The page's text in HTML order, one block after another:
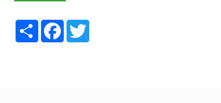
ShareFacebook